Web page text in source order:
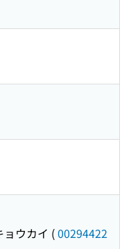
ウカイ (00294422